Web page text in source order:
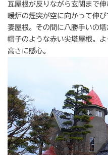
瓦屋根が反りながら玄関まで
暖炉の煙突が空に向かって伸
妻屋根。その間に八勝手いの
帽子のような赤い尖塔屋根。
高さに感心。